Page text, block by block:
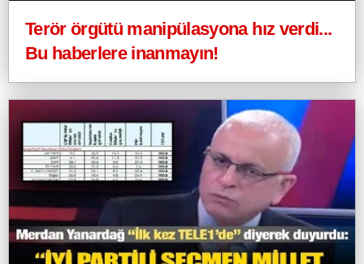
Terör örgütü manipülasyona hız verdi...
Bu haberlere inanmayın!